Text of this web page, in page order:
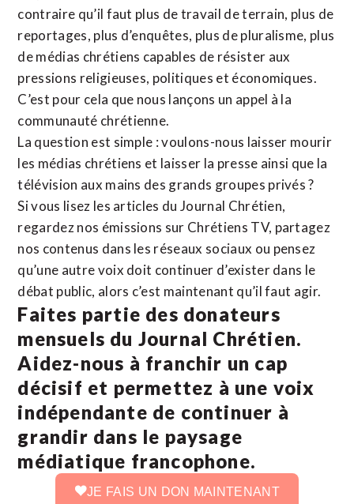
contraire qu’il faut plus de travail de terrain, plus de
reportages, plus d’enquêtes, plus de pluralisme, plus
de médias chrétiens capables de résister aux
pressions religieuses, politiques et économiques.
C’est pour cela que nous lançons un appel à la
communauté chrétienne.
La question est simple : voulons-nous laisser mourir
les médias chrétiens et laisser la presse ainsi que la
télévision aux mains des grands groupes privés ?
Si vous lisez les articles du Journal Chrétien,
regardez nos émissions sur Chrétiens TV, partagez
nos contenus dans les réseaux sociaux ou pensez
qu’une autre voix doit continuer d’exister dans le
débat public, alors c’est maintenant qu’il faut agir.
Faites partie des donateurs
mensuels du Journal Chrétien.
Aidez-nous à franchir un cap
décisif et permettez à une voix
indépendante de continuer à
grandir dans le paysage
médiatique francophone.
JE FAIS UN DON MAINTENANT